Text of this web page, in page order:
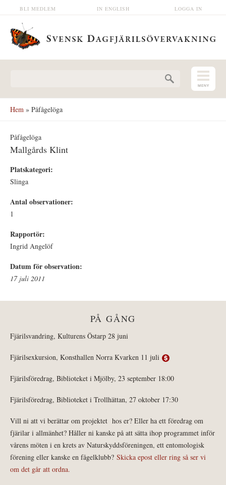
Hoppa till huvudinnehåll LOGGA IN
IN ENGLISH
BLI MEDLEM
Hem » Påfågelöga
Påfågelöga
Mallgårds Klint
Platskategori:
Slinga
Antal observationer:
1
Rapportör:
Ingrid Angelöf
Datum för observation:
17 juli 2011
PÅ GÅNG
Fjärilsvandring, Kulturens Östarp 28 juni
Fjärilsexkursion, Konsthallen Norra Kvarken 11 juli
Fjärilsföredrag, Biblioteket i Mjölby, 23 september 18:00
Fjärilsföredrag, Biblioteket i Trollhättan, 27 oktober 17:30
Vill ni att vi berättar om projektet hos er? Eller ha ett föredrag om
fjärilar i allmänhet? Håller ni kanske på att sätta ihop programmet inför
vårens möten i en krets av Naturskyddsföreningen, ett entomologisk
förening eller kanske en fågelklubb? Skicka epost eller ring så ser vi
om det går att ordna.